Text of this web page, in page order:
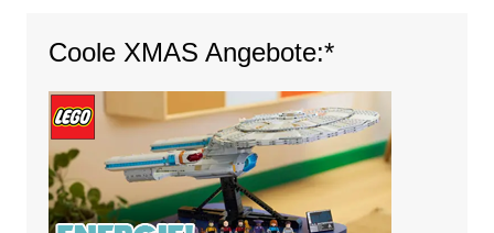
Coole XMAS Angebote:*